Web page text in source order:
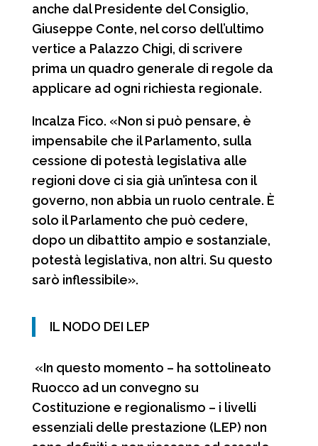
anche dal Presidente del Consiglio,
Giuseppe Conte, nel corso dell’ultimo
vertice a Palazzo Chigi, di scrivere
prima un quadro generale di regole da
applicare ad ogni richiesta regionale.
Incalza Fico. «Non si può pensare, è
impensabile che il Parlamento, sulla
cessione di potestà legislativa alle
regioni dove ci sia già un’intesa con il
governo, non abbia un ruolo centrale. È
solo il Parlamento che può cedere,
dopo un dibattito ampio e sostanziale,
potestà legislativa, non altri. Su questo
sarò inflessibile».
IL NODO DEI LEP
«In questo momento – ha sottolineato
Ruocco ad un convegno su
Costituzione e regionalismo – i livelli
essenziali delle prestazione (LEP) non